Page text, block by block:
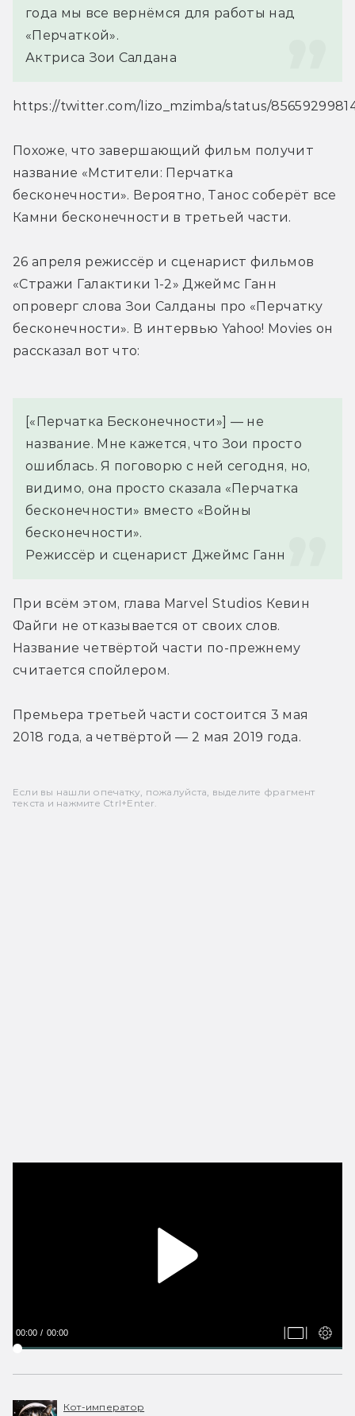
года мы все вернёмся для работы над
«Перчаткой».
Актриса Зои Салдана
https://twitter.com/lizo_mzimba/status/
Похоже, что завершающий фильм получит
название «Мстители: Перчатка
бесконечности». Вероятно, Танос соберёт все
Камни бесконечности в третьей части.
26 апреля режиссёр и сценарист фильмов
«Стражи Галактики 1-2» Джеймс Ганн
опроверг слова Зои Салданы про «Перчатку
бесконечности». В интервью Yahoo! Movies он
рассказал вот что:
[«Перчатка Бесконечности»] — не
название. Мне кажется, что Зои просто
ошиблась. Я поговорю с ней сегодня, но,
видимо, она просто сказала «Перчатка
бесконечности» вместо «Войны
бесконечности».
Режиссёр и сценарист Джеймс Ганн
При всём этом, глава Marvel Studios Кевин
Файги не отказывается от своих слов.
Название четвёртой части по-прежнему
считается спойлером.
Премьера третьей части состоится 3 мая
2018 года, а четвёртой — 2 мая 2019 года.
Если вы нашли опечатку, пожалуйста, выделите фрагмент
текста и нажмите Ctrl+Enter.
00:00 00:00
Кот-император